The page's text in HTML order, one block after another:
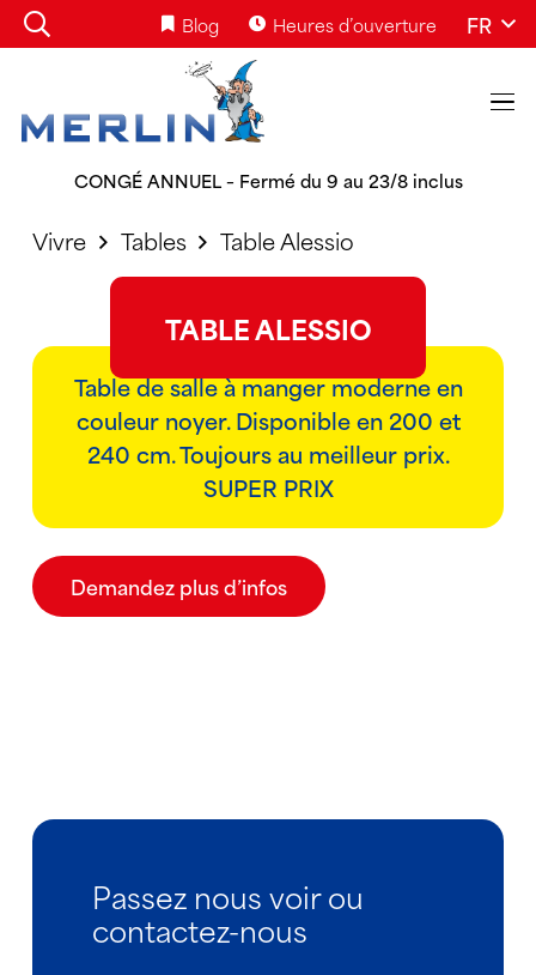
Blog Heures d’ouverture FR
CONGÉ ANNUEL – Fermé du 9 au 23/8 inclus
Vivre Tables Table Alessio
TABLE ALESSIO
Table de salle à manger moderne en
couleur noyer. Disponible en 200 et
240 cm. Toujours au meilleur prix.
SUPER PRIX
Demandez plus d’infos
Passez nous voir ou
contactez-nous